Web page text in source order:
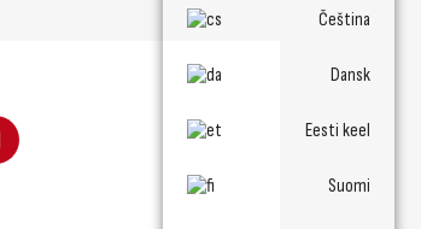
Čeština
Dansk
Eesti keel
Suomi